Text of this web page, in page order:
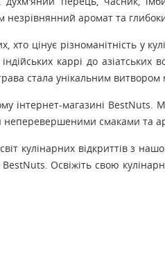
незрівнянний аромат та
цінує різноманітність у
каррі до азіатських
стала унікальним витвором
інтернет-магазині BestNuts.
неперевершеними смаками та
кулінарних відкриттів з
Освіжіть свою